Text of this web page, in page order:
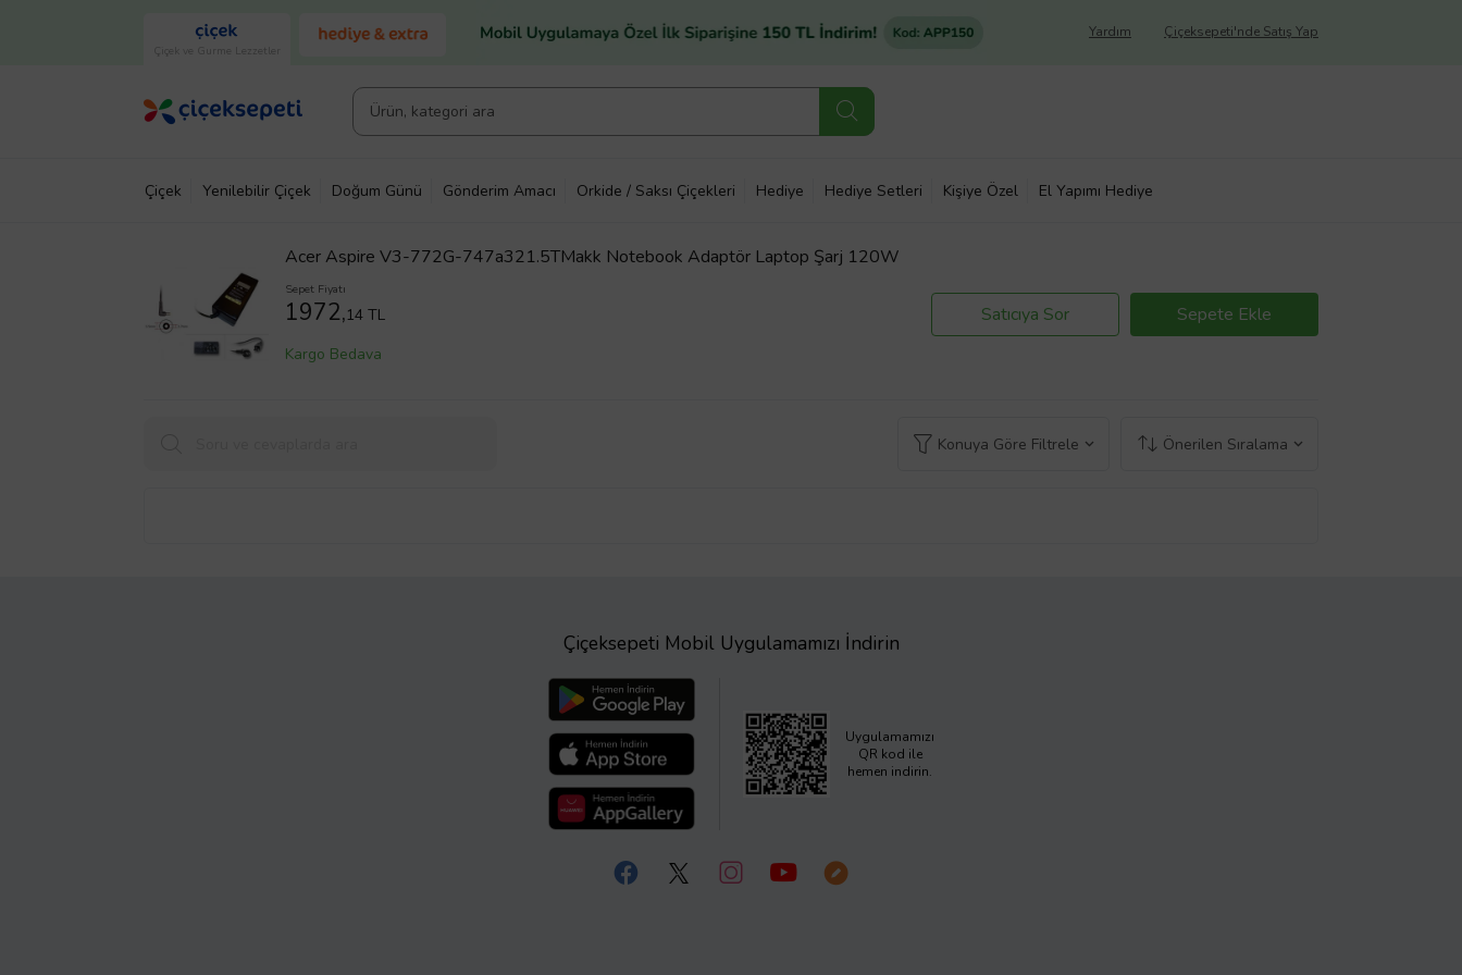
Çiçek ve Gurme Lezzetler
Çiçeksepeti'nde Satış Yap
Yardım
Çiçek Yenilebilir Çiçek Doğum Günü Gönderim Amacı Orkide / Saksı Çiçekleri Hediye Hediye Setleri Kişiye Özel El Yapımı Hediye
Acer Aspire V3-772G-747a321.5TMakk Notebook Adaptör Laptop Şarj 120W
Sepet Fiyatı
1972,14 TL
Kargo Bedava
Satıcıya Sor Sepete Ekle
Konuya Göre Filtrele Önerilen Sıralama
Çiçeksepeti Mobil Uygulamamızı İndirin
Uygulamamızı
QR kod ile
hemen indirin.